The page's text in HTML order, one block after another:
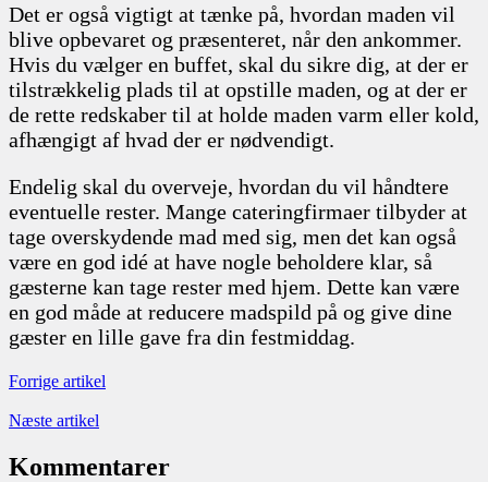
Det er også vigtigt at tænke på, hvordan maden vil
blive opbevaret og præsenteret, når den ankommer.
Hvis du vælger en buffet, skal du sikre dig, at der er
tilstrækkelig plads til at opstille maden, og at der er
de rette redskaber til at holde maden varm eller kold,
afhængigt af hvad der er nødvendigt.
Endelig skal du overveje, hvordan du vil håndtere
eventuelle rester. Mange cateringfirmaer tilbyder at
tage overskydende mad med sig, men det kan også
være en god idé at have nogle beholdere klar, så
gæsterne kan tage rester med hjem. Dette kan være
en god måde at reducere madspild på og give dine
gæster en lille gave fra din festmiddag.
Forrige artikel
Næste artikel
Kommentarer